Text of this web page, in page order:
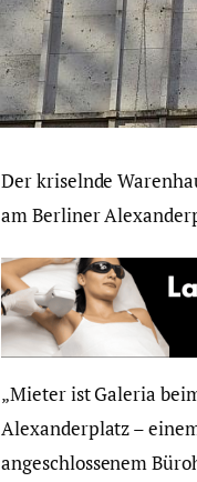
Der kriselnde
am Berliner
„Mieter ist Galeria
Alexanderplatz –
angeschlossenem